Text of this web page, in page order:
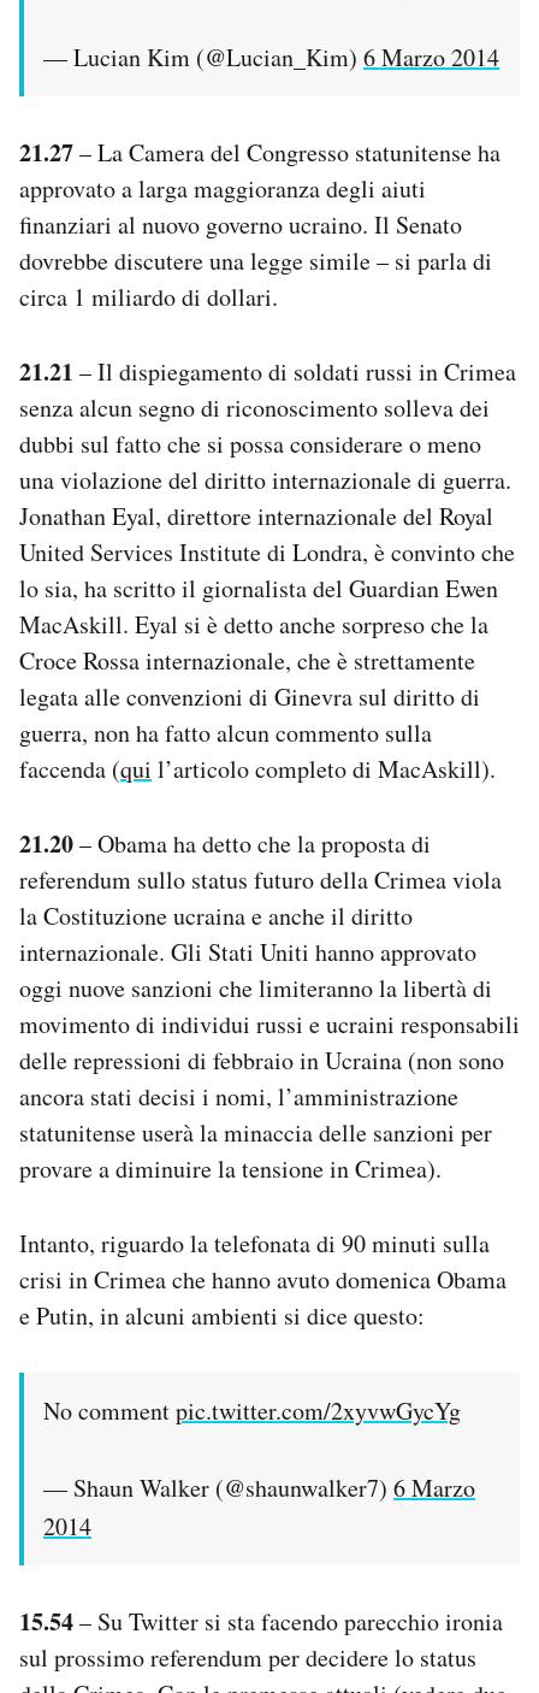
— Lucian Kim (@Lucian_Kim) 6 Marzo 2014
21.27– La Camera del Congresso statunitense ha
approvato a larga maggioranza degli aiuti
finanziari al nuovo governo ucraino. Il Senato
dovrebbe discutere una legge simile – si parla di
circa 1 miliardo di dollari.
21.21 – Il dispiegamento di soldati russi in Crimea
senza alcun segno di riconoscimento solleva dei
dubbi sul fatto che si possa considerare o meno
una violazione del diritto internazionale di guerra.
Jonathan Eyal, direttore internazionale del Royal
United Services Institute di Londra, è convinto che
lo sia, ha scritto il giornalista del Guardian Ewen
MacAskill. Eyal si è detto anche sorpreso che la
Croce Rossa internazionale, che è strettamente
legata alle convenzioni di Ginevra sul diritto di
guerra, non ha fatto alcun commento sulla
faccenda (qui l’articolo completo di MacAskill).
21.20– Obama ha detto che la proposta di
referendum sullo status futuro della Crimea viola
la Costituzione ucraina e anche il diritto
internazionale. Gli Stati Uniti hanno approvato
oggi nuove sanzioni che limiteranno la libertà di
movimento di individui russi e ucraini responsabili
delle repressioni di febbraio in Ucraina (non sono
ancora stati decisi i nomi, l’amministrazione
statunitense userà la minaccia delle sanzioni per
provare a diminuire la tensione in Crimea).
Intanto, riguardo la telefonata di 90 minuti sulla
crisi in Crimea che hanno avuto domenica Obama
e Putin, in alcuni ambienti si dice questo:
No commentpic.twitter.com/2xyvwGycYg
— Shaun Walker (@shaunwalker7) 6 Marzo
2014
15.54– Su Twitter si sta facendo parecchio ironia
sul prossimo referendum per decidere lo status